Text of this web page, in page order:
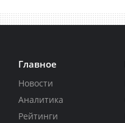
Главное
Новости
Аналитика
Рейтинги